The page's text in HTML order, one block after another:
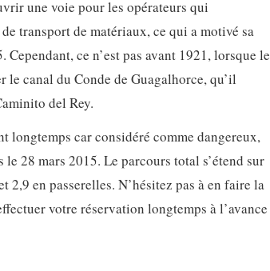
une voie pour les opérateurs qui
transport de matériaux, ce qui a motivé sa
ce n’est pas avant 1921, lorsque le
canal du Conde de Guagalhorce, qu’il
del Rey.
longtemps car considéré comme dangereux,
28 mars 2015. Le parcours total s’étend sur
2,9 en passerelles. N’hésitez pas à en faire la
votre réservation longtemps à l’avance